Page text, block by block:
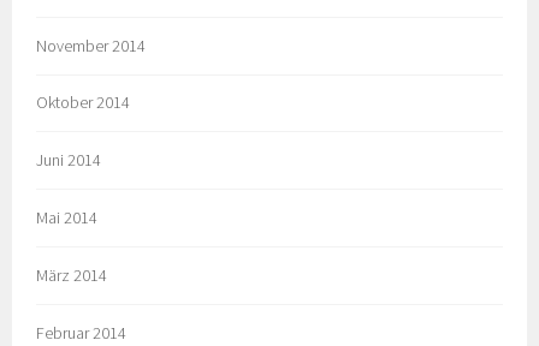
November 2014
Oktober 2014
Juni 2014
Mai 2014
März 2014
Februar 2014